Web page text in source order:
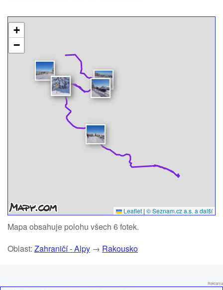
+
−
Leaflet | © Seznam.cz a.s. a další
Mapa obsahuje polohu všech 6 fotek.
Oblast: Zahraničí - Alpy → Rakousko
Reklama